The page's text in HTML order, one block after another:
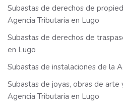
Subastas de derechos de
Agencia Tributaria en Lugo
Subastas de derechos de
en Lugo
Subastas de instalaciones de la
Subastas de joyas, obras de
Agencia Tributaria en Lugo